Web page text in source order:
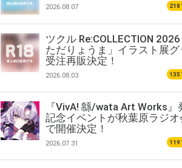
2026.08.07 218
ツクル Re:COLLECTION 2026
ただりょうま」イラスト展グ
受注再販決定！
2026.08.03 135
『VivA! 緜/wata Art Works』
記念イベントが秋葉原ラジオ
で開催決定！
2026.07.31 119